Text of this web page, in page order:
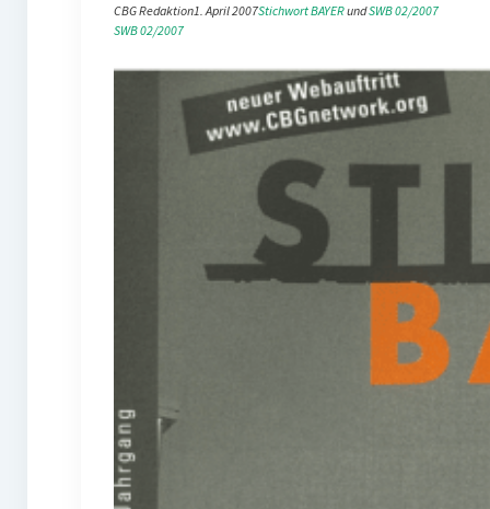
CBG Redaktion1. April 2007Stichwort BAYER und SWB 02/2007
SWB 02/2007